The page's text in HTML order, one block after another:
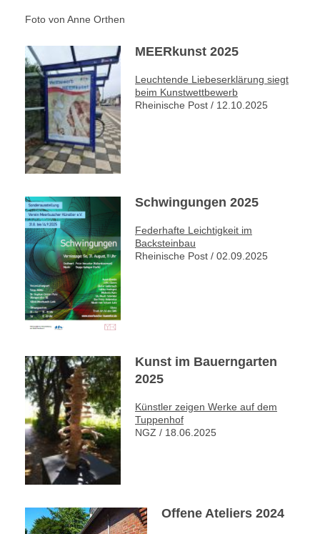
Foto von Anne Orthen
MEERkunst 2025
Leuchtende Liebeserklärung siegt
beim Kunstwettbewerb
Rheinische Post / 12.10.2025
Schwingungen 2025
Federhafte Leichtigkeit im
Backsteinbau
Rheinische Post / 02.09.2025
Kunst im Bauerngarten
2025
Künstler zeigen Werke auf dem
Tuppenhof
NGZ / 18.06.2025
Offene Ateliers 2024